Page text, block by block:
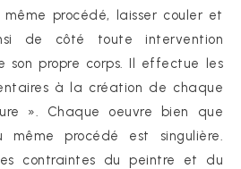
même procédé, laisser couler et
de côté toute intervention
son propre corps. Il effectue les
à la création de chaque
». Chaque oeuvre bien que
procédé est singulière.
contraintes du peintre et du